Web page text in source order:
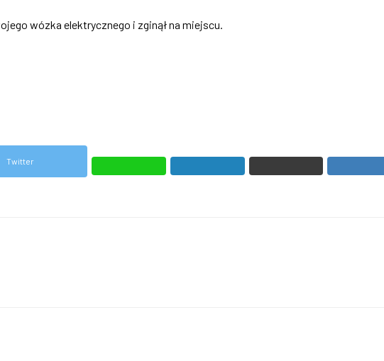
wózka elektrycznego i zginął na miejscu.
Twitter